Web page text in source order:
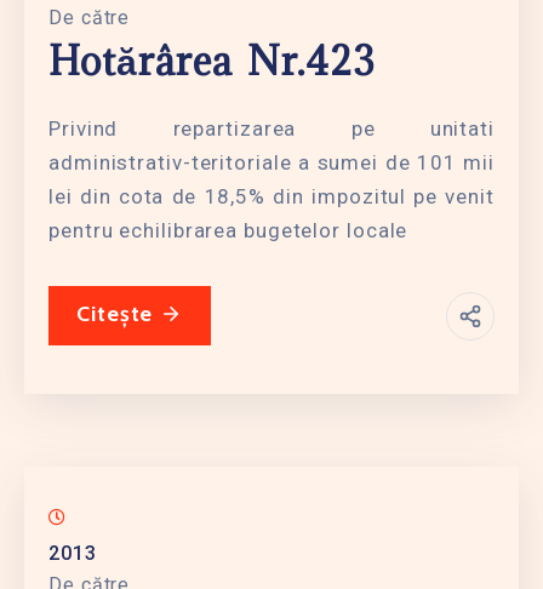
De către
Hotărârea Nr.423
Privind repartizarea pe unitati
administrativ-teritoriale a sumei de 101 mii
lei din cota de 18,5% din impozitul pe venit
pentru echilibrarea bugetelor locale
Citește
2013